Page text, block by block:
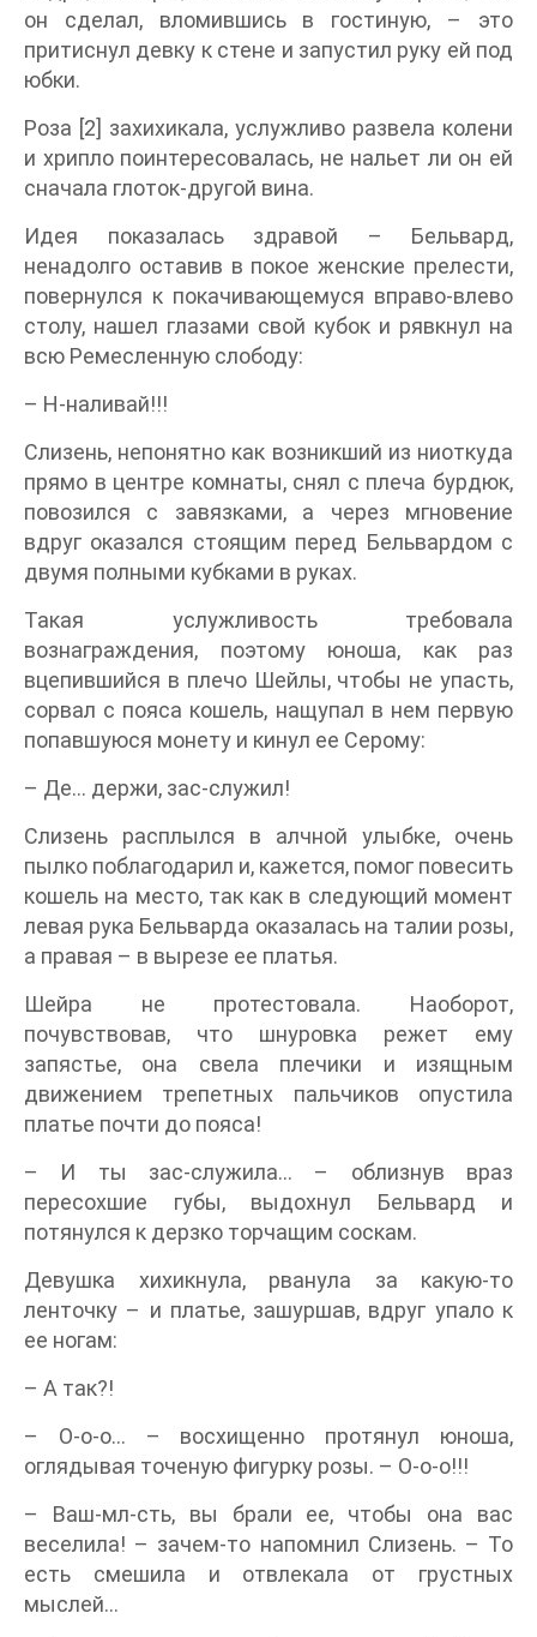
он сделал, вломившись в гостиную, – это
притиснул девку к стене и запустил руку ей под
юбки.
Роза [2] захихикала, услужливо развела колени
и хрипло поинтересовалась, не нальет ли он ей
сначала глоток-другой вина.
Идея показалась здравой – Бельвард,
ненадолго оставив в покое женские прелести,
повернулся к покачивающемуся вправо-влево
столу, нашел глазами свой кубок и рявкнул на
всю Ремесленную слободу:
– Н-наливай!!!
Слизень, непонятно как возникший из ниоткуда
прямо в центре комнаты, снял с плеча бурдюк,
повозился с завязками, а через мгновение
вдруг оказался стоящим перед Бельвардом с
двумя полными кубками в руках.
Такая услужливость требовала
вознаграждения, поэтому юноша, как раз
вцепившийся в плечо Шейлы, чтобы не упасть,
сорвал с пояса кошель, нащупал в нем первую
попавшуюся монету и кинул ее Серому:
– Де… держи, зас-служил!
Слизень расплылся в алчной улыбке, очень
пылко поблагодарил и, кажется, помог повесить
кошель на место, так как в следующий момент
левая рука Бельварда оказалась на талии розы,
а правая – в вырезе ее платья.
Шейра не протестовала. Наоборот,
почувствовав, что шнуровка режет ему
запястье, она свела плечики и изящным
движением трепетных пальчиков опустила
платье почти до пояса!
– И ты зас-служила… – облизнув враз
пересохшие губы, выдохнул Бельвард и
потянулся к дерзко торчащим соскам.
Девушка хихикнула, рванула за какую-то
ленточку – и платье, зашуршав, вдруг упало к
ее ногам:
– А так?!
– О-о-о… – восхищенно протянул юноша,
оглядывая точеную фигурку розы. – О-о-о!!!
– Ваш-мл-сть, вы брали ее, чтобы она вас
веселила! – зачем-то напомнил Слизень. – То
есть смешила и отвлекала от грустных
мыслей…